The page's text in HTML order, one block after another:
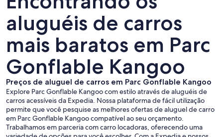
aluguéis de carros
mais baratos em Parc
Gonflable Kangoo
Preços de aluguel de carros em Parc Gonflable Kangoo
Explore Parc Gonflable Kangoo com estilo através de aluguéis de
carros acessíveis da Expedia. Nossa plataforma de fácil utilização
permite que você pesquise as melhores ofertas de aluguel de carro
em Parc Gonflable Kangoo compatível ao seu orçamento.
Trabalhamos em parceria com carro locadoras, oferecendo uma